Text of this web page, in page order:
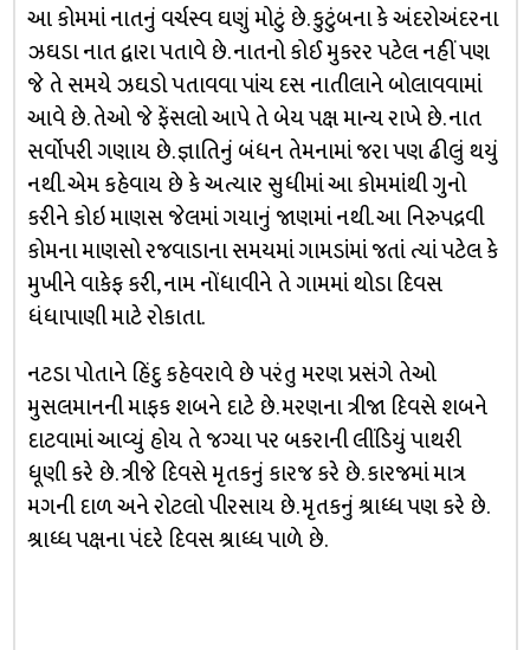
આ કોમમાં નાતનું વર્ચસ્વ ઘણું મોટું છે. કુટુંબના કે અંદરોઅંદરના
ઝઘડા નાત દ્વારા પતાવે છે. નાતનો કોઈ મુકરર પટેલ નહીં પણ
જે તે સમયે ઝઘડો પતાવવા પાંચ દસ નાતીલાને બોલાવવામાં
આવે છે. તેઓ જે ફેંસલો આપે તે બેય પક્ષ માન્ય રાખે છે. નાત
સર્વોપરી ગણાય છે. જ્ઞાતિનું બંધન તેમનામાં જરા પણ ઢીલું થયું
નથી. એમ કહેવાય છે કે અત્યાર સુધીમાં આ કોમમાંથી ગુનો
કરીને કોઇ માણસ જેલમાં ગયાનું જાણમાં નથી. આ નિરુપદ્રવી
કોમના માણસો રજવાડાના સમયમાં ગામડાંમાં જતાં ત્યાં પટેલ કે
મુખીને વાકેફ કરી, નામ નોંધાવીને તે ગામમાં થોડા દિવસ
ધંધાપાણી માટે રોકાતા.
નટડા પોતાને હિંદુ કહેવરાવે છે પરંતુ મરણ પ્રસંગે તેઓ
મુસલમાનની માફક શબને દાટે છે. મરણના ત્રીજા દિવસે શબને
દાટવામાં આવ્યું હોય તે જગ્યા પર બકરાની લીંડિયું પાથરી
ધૂણી કરે છે. ત્રીજે દિવસે મૃતકનું કારજ કરે છે. કારજમાં માત્ર
મગની દાળ અને રોટલો પીરસાય છે. મૃતકનું શ્રાધ્ધ પણ કરે છે.
શ્રાધ્ધ પક્ષના પંદરે દિવસ શ્રાધ્ધ પાળે છે.